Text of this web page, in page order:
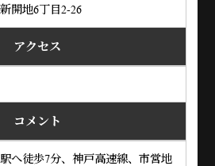
開地6丁目2-26
アクセス
コメント
へ徒歩7分、神戸高速線、市営地